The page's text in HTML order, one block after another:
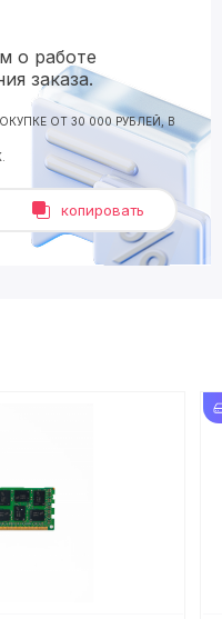
о работе
заказа.
ОТ 30 000 РУБЛЕЙ, В
копировать